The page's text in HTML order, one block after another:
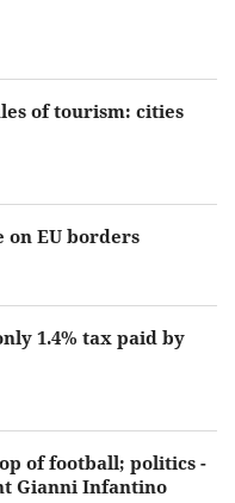
of tourism: cities
EU borders
1.4% tax paid by
of football; politics -
Gianni Infantino